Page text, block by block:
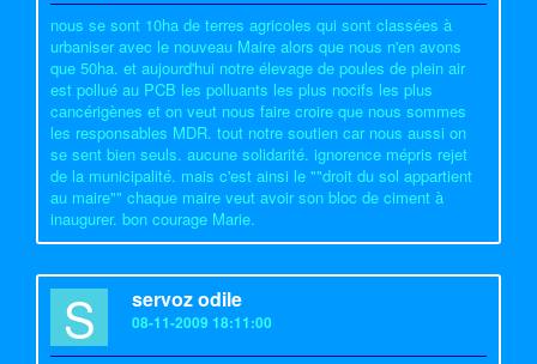
nous se sont 10ha de terres agricoles qui sont classées à
urbaniser avec le nouveau Maire alors que nous n'en avons
que 50ha. et aujourd'hui notre élevage de poules de plein air
est pollué au PCB les polluants les plus nocifs les plus
cancérigènes et on veut nous faire croire que nous sommes
les responsables MDR. tout notre soutien car nous aussi on
se sent bien seuls. aucune solidarité. ignorence mépris rejet
de la municipalité. mais c'est ainsi le ""droit du sol appartient
au maire"" chaque maire veut avoir son bloc de ciment à
inaugurer. bon courage Marie.
S servoz odile
08-11-2009 18:11:00